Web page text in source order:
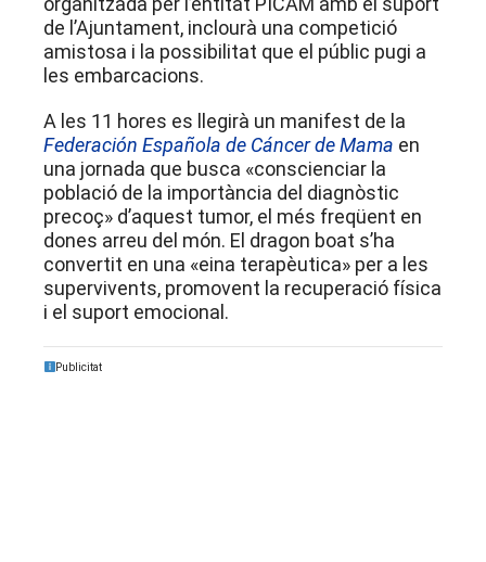
de l’Ajuntament, inclourà una competició
amistosa i la possibilitat que el públic pugi a
les embarcacions.
A les 11 hores es llegirà un manifest de la
Federación Española de Cáncer de Mama en
una jornada que busca «conscienciar la
població de la importància del diagnòstic
precoç» d’aquest tumor, el més freqüent en
dones arreu del món. El dragon boat s’ha
convertit en una «eina terapèutica» per a les
supervivents, promovent la recuperació física
i el suport emocional.
Publicitat